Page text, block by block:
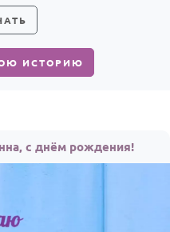
ИСТОРИЮ
с днём рождения!